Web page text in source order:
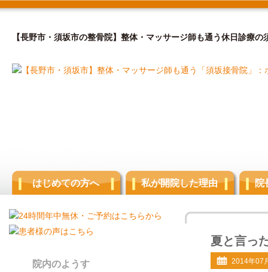
【長野市・須坂市の整骨院】整体・マッサージ師も通う休日診療の
はじめての方へ 私が開院した理由 院
夏と言っ
2014年07
院内のようす